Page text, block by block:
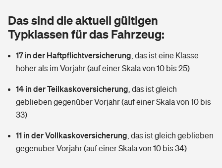
Tools
Wer versichert was: Jetzt Versicherer finden
Sie haben Fragen?
Glasversicherung
Mietkautionsversicherung
Restkreditversicherung
Kinderunfall­ver­si­che­rung
Kinderinvalidität
Reiseversicherung
Hundehalter-Haftpflicht
Dread-Disease-Versicherung
Tierkrankenversicherung
Tools
Wer versichert was: Jetzt Versicherer finden
Das sind die aktuell gültigen
Typklassen für das Fahrzeug:
17 in der Haftpflichtversicherung das ist eine Klasse
höher als im Vorjahr (auf einer Skala von 10 bis 25)
14 in der Teilkaskoversicherung das ist gleich
geblieben gegenüber Vorjahr (auf einer Skala von 10 bis
33)
11 in der Vollkaskoversicherung das ist gleich geblieben
gegenüber Vorjahr (auf einer Skala von 10 bis 34)